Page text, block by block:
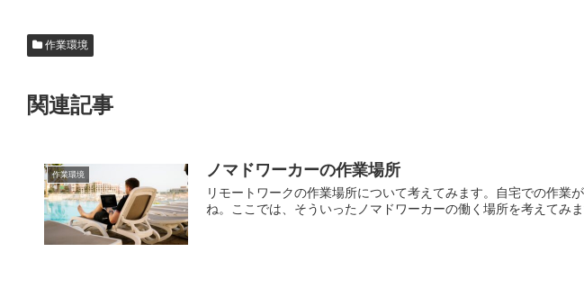
作業環境
関連記事
作業環境 ノマドワーカーの作業場所
リモートワークの作業場所について考えてみます。自宅での作業
ね。ここでは、そういったノマドワーカーの働く場所を考えてみま